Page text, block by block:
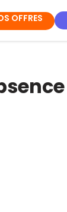
OFFRES